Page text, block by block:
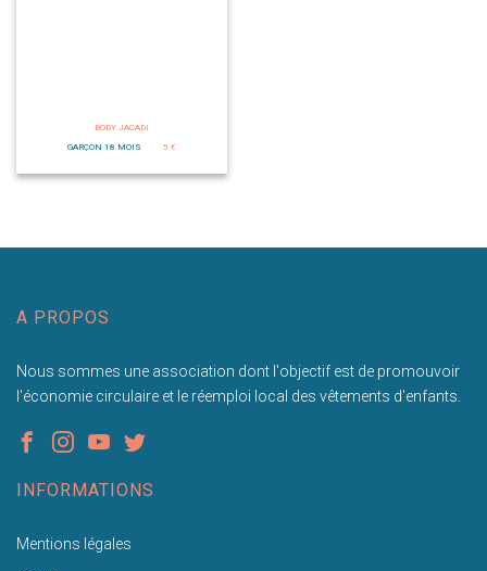
BODY JACADI
GARÇON 18 MOIS
5 €
A PROPOS
Nous sommes une association dont l'objectif est de promouvoir
l'économie circulaire et le réemploi local des vêtements d'enfants.
INFORMATIONS
Mentions légales